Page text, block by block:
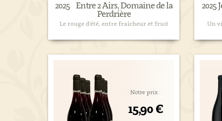
2025 Entre 2 Airs, Domaine de la
Perdrière
Le rouge d’été, entre fraîcheur et fruit
2025
Un
Notre prix :
15,90 €